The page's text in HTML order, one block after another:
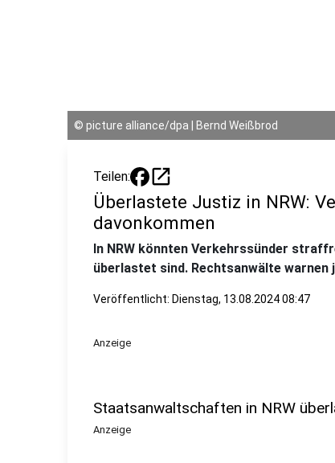
© picture alliance/dpa | Bernd Weißbrod
Teilen: open_in_new
Überlastete Justiz in NRW:
davonkommen
In NRW könnten Verkehrssünder
überlastet sind. Rechtsanwälte
Veröffentlicht: Dienstag, 13.08.2024 08:47
Anzeige
Staatsanwaltschaften in NRW
Anzeige